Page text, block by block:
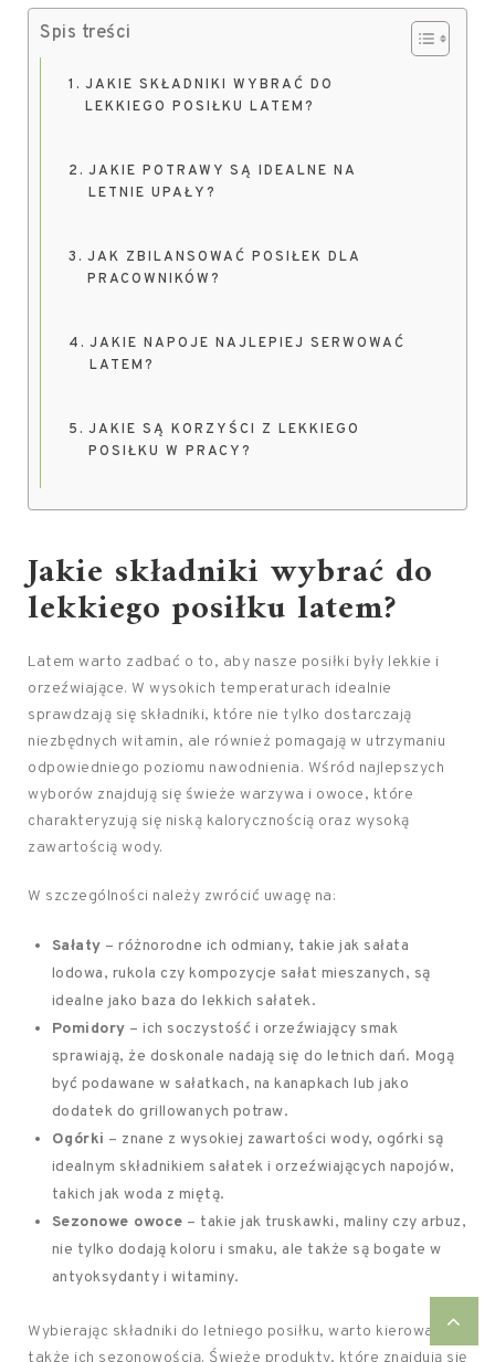
Spis treści
JAKIE SKŁADNIKI WYBRAĆ DO
LEKKIEGO POSIŁKU LATEM?
JAKIE POTRAWY SĄ IDEALNE NA
LETNIE UPAŁY?
JAK ZBILANSOWAĆ POSIŁEK DLA
PRACOWNIKÓW?
JAKIE NAPOJE NAJLEPIEJ SERWOWAĆ
LATEM?
JAKIE SĄ KORZYŚCI Z LEKKIEGO
POSIŁKU W PRACY?
Jakie składniki wybrać do
lekkiego posiłku latem?
Latem warto zadbać o to, aby nasze posiłki były lekkie i
orzeźwiające. W wysokich temperaturach idealnie
sprawdzają się składniki, które nie tylko dostarczają
niezbędnych witamin, ale również pomagają w utrzymaniu
odpowiedniego poziomu nawodnienia. Wśród najlepszych
wyborów znajdują się świeże warzywa i owoce, które
charakteryzują się niską kalorycznością oraz wysoką
zawartością wody.
W szczególności należy zwrócić uwagę na:
Sałaty – różnorodne ich odmiany, takie jak sałata
lodowa, rukola czy kompozycje sałat mieszanych, są
idealne jako baza do lekkich sałatek.
Pomidory – ich soczystość i orzeźwiający smak
sprawiają, że doskonale nadają się do letnich dań. Mogą
być podawane w sałatkach, na kanapkach lub jako
dodatek do grillowanych potraw.
Ogórki – znane z wysokiej zawartości wody, ogórki są
idealnym składnikiem sałatek i orzeźwiających napojów,
takich jak woda z miętą.
Sezonowe owoce – takie jak truskawki, maliny czy arbuz,
nie tylko dodają koloru i smaku, ale także są bogate w
antyoksydanty i witaminy.
Wybierając składniki do letniego posiłku, warto kierować się
także ich sezonowością. Świeże produkty, które znajdują się